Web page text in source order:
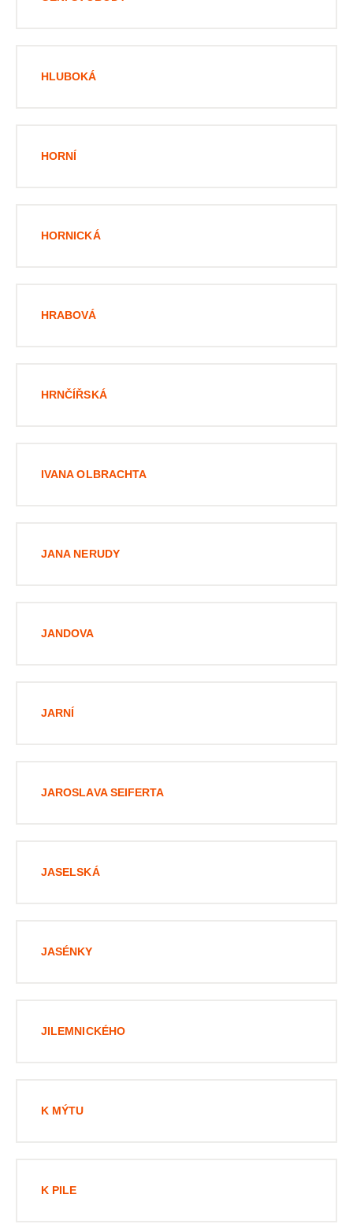
HLUBOKÁ
HORNÍ
HORNICKÁ
HRABOVÁ
HRNČÍŘSKÁ
IVANA OLBRACHTA
JANA NERUDY
JANDOVA
JARNÍ
JAROSLAVA SEIFERTA
JASELSKÁ
JASÉNKY
JILEMNICKÉHO
K MÝTU
K PILE